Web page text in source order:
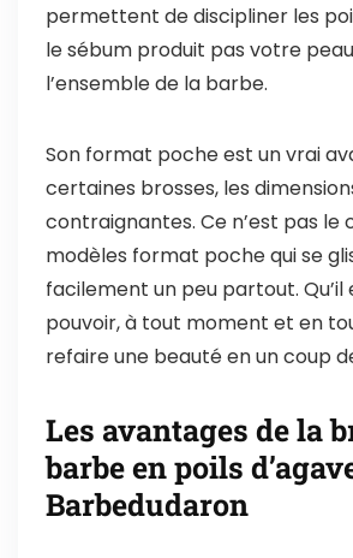
permettent de discipliner les
le sébum produit pas votre
l’ensemble de la barbe.
Son format poche est un vrai
certaines brosses, les
contraignantes. Ce n’est pas le
modèles format poche qui se
facilement un peu partout. Qu’il
pouvoir, à tout moment et en
refaire une beauté en un coup
Les avantages de la
barbe en poils
Barbedudaron